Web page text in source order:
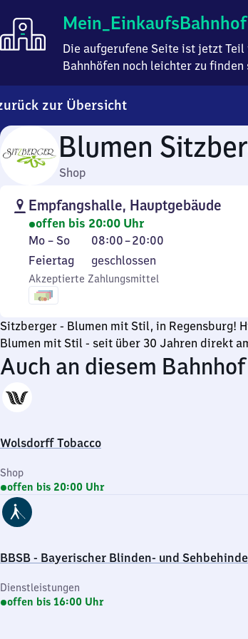
Mein
Einkaufsbahnhof
ist
umgezogen
Mein_EinkaufsBahnhof
Die aufgerufene Seite ist jetzt
Bahnhöfen noch leichter zu finden
zur Übersicht
Blumen
Shop
Empfangshalle, Hauptgebäude
offen bis 20:00 Uhr
Montag
bis
Sonntag
Mo – So 08:00–20:00
Von
8
Uhr
Uhr
Feiertag
Feiertag geschlossen
Akzeptierte Zahlungsmittel
Sitzberger - Blumen mit Stil, in Regensburg!
Blumen mit Stil - seit über 30 Jahren direkt
Auch an diesem Bahnhof
Wolsdorff Tobacco
Shop
offen bis 20:00 Uhr
BBSB - Bayerischer Blinden- und
Dienstleistungen
offen bis 16:00 Uhr